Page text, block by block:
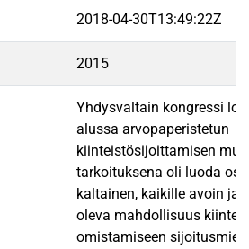
2018-04-30T13:49:22Z
2015
Yhdysvaltain kongressi loi
alussa arvopaperistetun
kiinteistösijoittamisen
tarkoituksena oli luoda
kaltainen, kaikille avoin ja
oleva mahdollisuus
omistamiseen